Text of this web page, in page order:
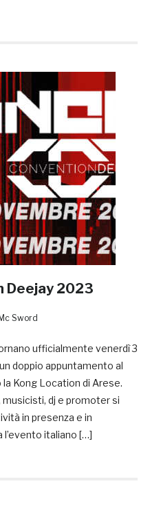
Deejay 2023
Sword
ufficialmente venerdì 3
doppio appuntamento al
Kong Location di Arese.
dj e promoter si
in presenza e in
l’evento italiano […]